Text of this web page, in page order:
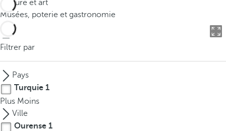
u
a
p
r
e
s
s
Culture et art
Musées, poterie et gastronomie
Filtrer par
Pays
Turquie 1
Plus Moins
Ville
Ourense 1